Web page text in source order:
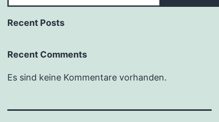
Recent Posts
Recent Comments
Es sind keine Kommentare vorhanden.